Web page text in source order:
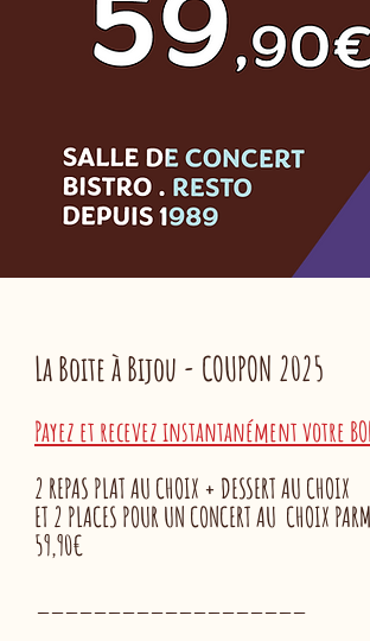
La Boite à Bijou - COUPON 2025
Payez et recevez instantanément votre
2 REPAS PLATAU CHOIX + DESSERT AU CHOIX
​ET 2 PLACES POUR UN CONCERTAU CHOIX
59,90€